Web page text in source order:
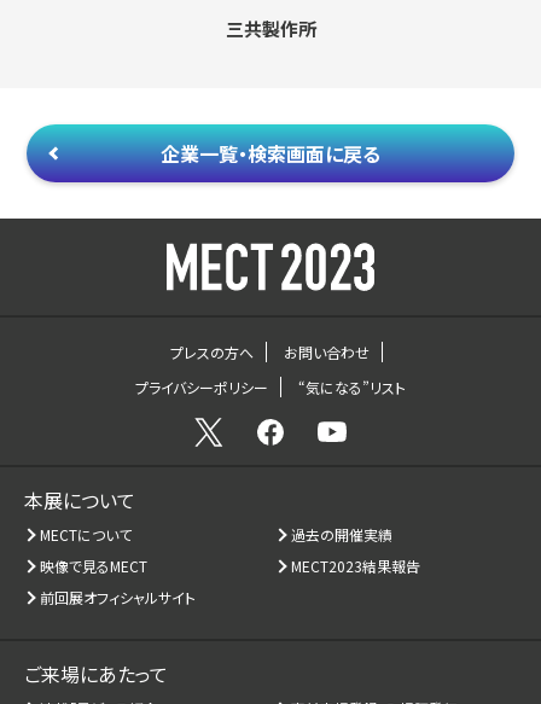
三共製作所
企業一覧・検索画面に戻る
プレスの方へ
お問い合わせ
プライバシーポリシー
“気になる”リスト
本展について
MECTについて
過去の開催実績
映像で見るMECT
MECT2023結果報告
前回展オフィシャルサイト
ご来場にあたって